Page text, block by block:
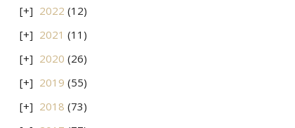
2022 (12)
2021 (11)
2020 (26)
2019 (55)
2018 (73)